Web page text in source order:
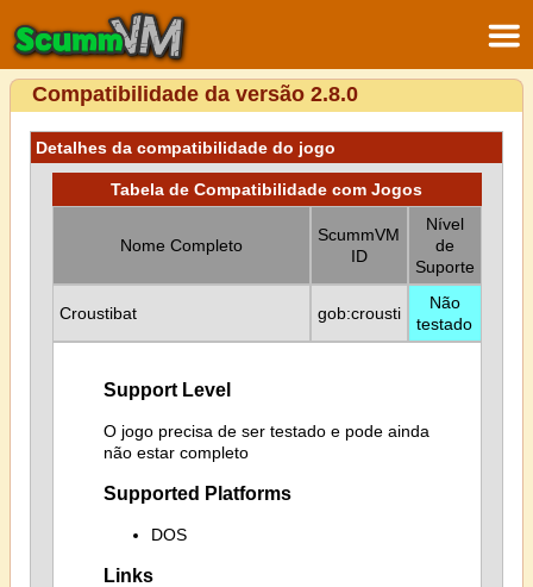
Compatibilidade da versão 2.8.0
Detalhes da compatibilidade do jogo
Tabela de Compatibilidade com Jogos
Nome Completo
ScummVM
ID
Nível
de
Suporte
Croustibat gob:crousti
Não
testado
Support Level
O jogo precisa de ser testado e pode ainda
não estar completo
Supported Platforms
DOS
Links